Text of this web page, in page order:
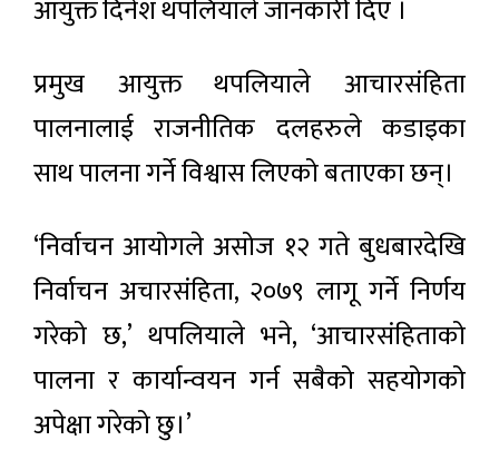
आयुक्त दिनेश थपलियाले जानकारी दिए ।
प्रमुख आयुक्त थपलियाले आचारसंहिता
पालनालाई राजनीतिक दलहरुले कडाइका
साथ पालना गर्ने विश्वास लिएको बताएका छन्।
‘निर्वाचन आयोगले असोज १२ गते बुधबारदेखि
निर्वाचन अचारसंहिता, २०७९ लागू गर्ने निर्णय
गरेको छ,’ थपलियाले भने, ‘आचारसंहिताको
पालना र कार्यान्वयन गर्न सबैको सहयोगको
अपेक्षा गरेको छु।’